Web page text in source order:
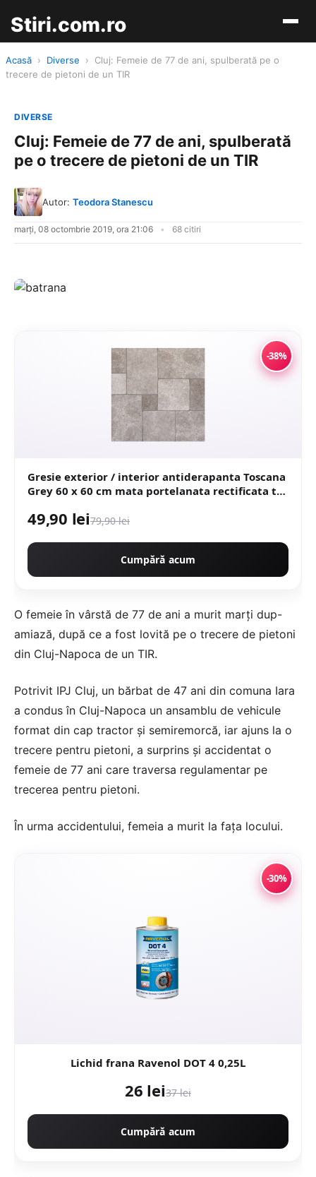
Stiri.com.ro
Acasă › Diverse ›
Cluj: Femeie de 77 de ani, spulberată pe o
trecere de pietoni de un TIR
DIVERSE
Cluj: Femeie de 77 de ani, spulberată
pe o trecere de pietoni de un TIR
Autor: Teodora Stanescu
marți, 08 octombrie 2019, ora 21:06 68 citiri
-38%
Gresie exterior / interior antiderapanta Toscana
Grey 60 x 60 cm mata portelanata rectificata tip
49,90 lei79,90 lei
Cumpără acum
O femeie în vârstă de 77 de ani a murit marți dup-
amiază, după ce a fost lovită pe o trecere de pietoni
din Cluj-Napoca de un TIR.
Potrivit IPJ Cluj, un bărbat de 47 ani din comuna Iara
a condus în Cluj-Napoca un ansamblu de vehicule
format din cap tractor și semiremorcă, iar ajuns la o
trecere pentru pietoni, a surprins și accidentat o
femeie de 77 ani care traversa regulamentar pe
trecerea pentru pietoni.
În urma accidentului, femeia a murit la fața locului.
-30%
Lichid frana Ravenol DOT 4 0,25L
26 lei37 lei
Cumpără acum